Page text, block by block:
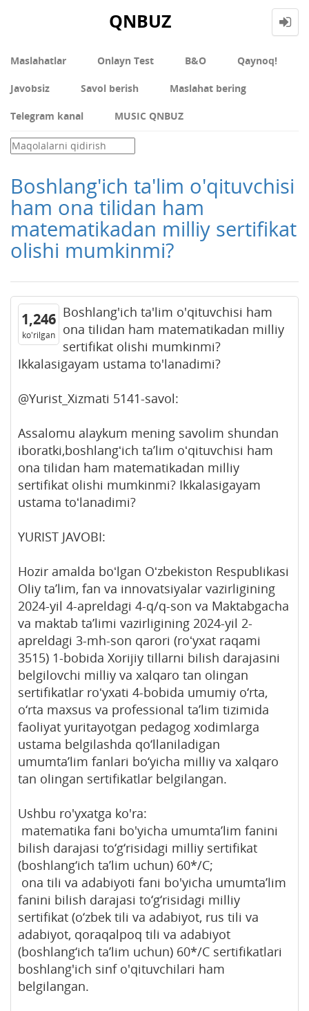
QNBUZ
Maslahatlar Onlayn Test В&О Qaynoq!
Javobsiz Savol berish Maslahat bering
Telegram kanal MUSIC QNBUZ
Boshlang'ich ta'lim o'qituvchisi
ham ona tilidan ham
matematikadan milliy sertifikat
olishi mumkinmi?
1,246
ko'rilgan
Boshlang'ich ta'lim o'qituvchisi ham
ona tilidan ham matematikadan milliy
sertifikat olishi mumkinmi?
Ikkalasigayam ustama to'lanadimi?
@Yurist_Xizmati 5141-savol:
Assalomu alaykum mening savolim shundan
iboratki,boshlangʻich taʼlim oʻqituvchisi ham
ona tilidan ham matematikadan milliy
sertifikat olishi mumkinmi? Ikkalasigayam
ustama toʻlanadimi?
YURIST JAVOBI:
Hozir amalda boʻlgan Oʻzbekiston Respublikasi
Oliy taʼlim, fan va innovatsiyalar vazirligining
2024-yil 4-apreldagi 4-q/q-son va Maktabgacha
va maktab taʼlimi vazirligining 2024-yil 2-
apreldagi 3-mh-son qarori (roʻyxat raqami
3515) 1-bobida Xorijiy tillarni bilish darajasini
belgilovchi milliy va xalqaro tan olingan
sertifikatlar roʻyxati 4-bobida umumiy o‘rta,
o‘rta maxsus va professional ta’lim tizimida
faoliyat yuritayotgan pedagog xodimlarga
ustama belgilashda qo‘llaniladigan
umumta’lim fanlari bo‘yicha milliy va xalqaro
tan olingan sertifikatlar belgilangan.
Ushbu ro'yxatga ko'ra:
matematika fani bo'yicha umumta’lim fanini
bilish darajasi to‘g‘risidagi milliy sertifikat
(boshlang‘ich ta’lim uchun) 60*/C;
ona tili va adabiyoti fani bo'yicha umumta’lim
fanini bilish darajasi to‘g‘risidagi milliy
sertifikat (o‘zbek tili va adabiyot, rus tili va
adabiyot, qoraqalpoq tili va adabiyot
(boshlang‘ich ta’lim uchun) 60*/C sertifikatlari
boshlang'ich sinf o'qituvchilari ham
belgilangan.